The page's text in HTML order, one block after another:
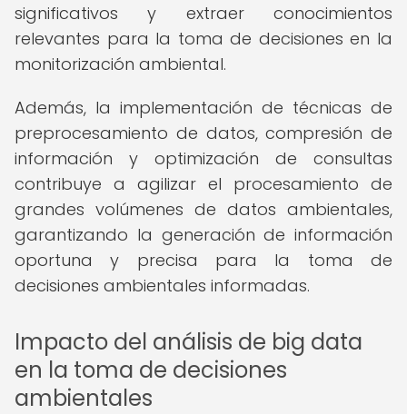
significativos y extraer conocimientos
relevantes para la toma de decisiones en la
monitorización ambiental.
Además, la implementación de técnicas de
preprocesamiento de datos, compresión de
información y optimización de consultas
contribuye a agilizar el procesamiento de
grandes volúmenes de datos ambientales,
garantizando la generación de información
oportuna y precisa para la toma de
decisiones ambientales informadas.
Impacto del análisis de big data
en la toma de decisiones
ambientales